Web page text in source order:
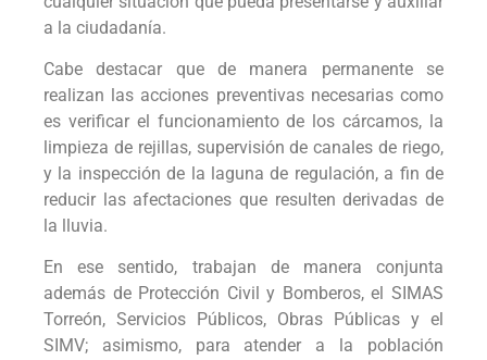
a la ciudadanía.
Cabe destacar que de manera permanente se
realizan las acciones preventivas necesarias como
es verificar el funcionamiento de los cárcamos, la
limpieza de rejillas, supervisión de canales de riego,
y la inspección de la laguna de regulación, a fin de
reducir las afectaciones que resulten derivadas de
la lluvia.
En ese sentido, trabajan de manera conjunta
además de Protección Civil y Bomberos, el SIMAS
Torreón, Servicios Públicos, Obras Públicas y el
SIMV; asimismo, para atender a la población